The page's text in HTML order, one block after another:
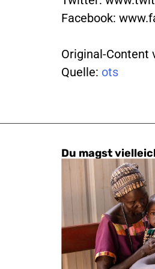
Facebook:
Original-Content
Quelle: ots
Du magst